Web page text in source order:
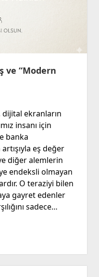
ve “Modern
ekranların
insanı için
banka
eş değer
diğer alemlerin
endeksli olmayan
O teraziyi bilen
gayret edenler
sadece…